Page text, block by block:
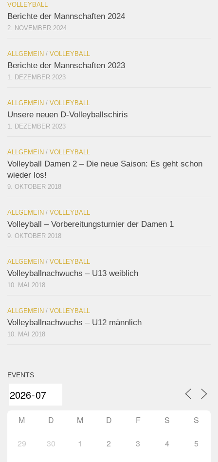
VOLLEYBALL
Berichte der Mannschaften 2024
2. NOVEMBER 2024
ALLGEMEIN / VOLLEYBALL
Berichte der Mannschaften 2023
1. DEZEMBER 2023
ALLGEMEIN / VOLLEYBALL
Unsere neuen D-Volleyballschiris
1. DEZEMBER 2023
ALLGEMEIN / VOLLEYBALL
Volleyball Damen 2 – Die neue Saison: Es geht schon
wieder los!
9. OKTOBER 2018
ALLGEMEIN / VOLLEYBALL
Volleyball – Vorbereitungsturnier der Damen 1
9. OKTOBER 2018
ALLGEMEIN / VOLLEYBALL
Volleyballnachwuchs – U13 weiblich
10. MAI 2018
ALLGEMEIN / VOLLEYBALL
Volleyballnachwuchs – U12 männlich
10. MAI 2018
EVENTS
M D M D F S S
29 30 1 2 3 4 5